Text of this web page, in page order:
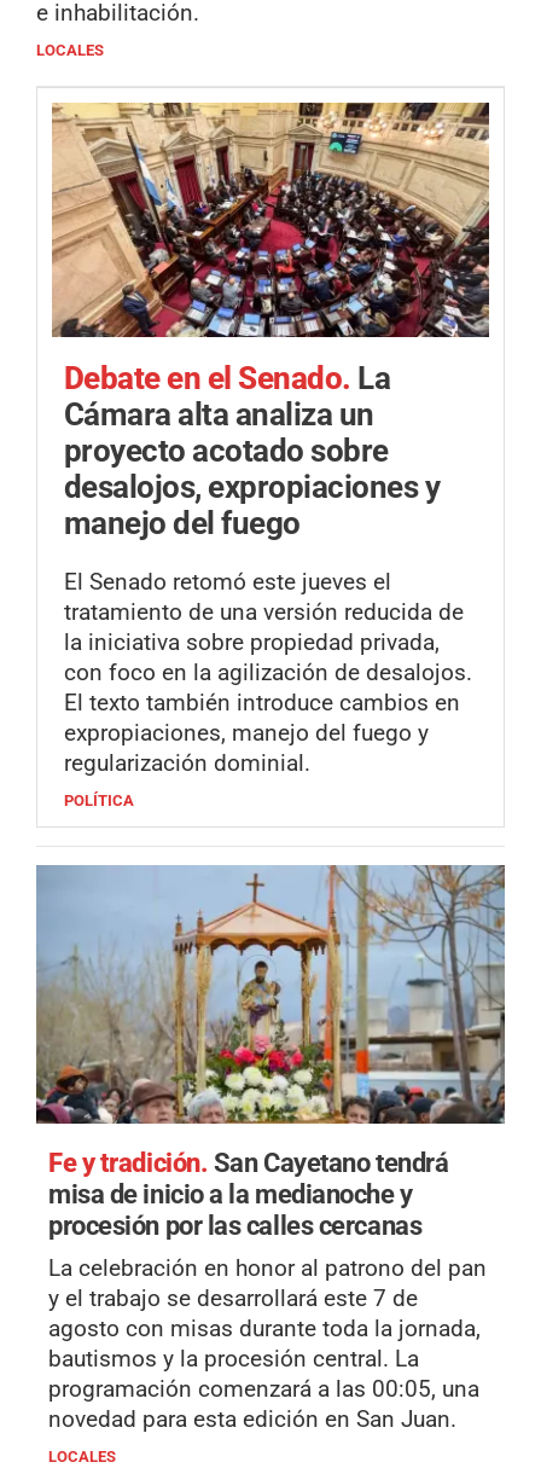
e inhabilitación.
LOCALES
Debate en el Senado. La
Cámara alta analiza un
proyecto acotado sobre
desalojos, expropiaciones y
manejo del fuego
El Senado retomó este jueves el
tratamiento de una versión reducida de
la iniciativa sobre propiedad privada,
con foco en la agilización de desalojos.
El texto también introduce cambios en
expropiaciones, manejo del fuego y
regularización dominial.
POLÍTICA
Fe y tradición. San Cayetano tendrá
misa de inicio a la medianoche y
procesión por las calles cercanas
La celebración en honor al patrono del pan
y el trabajo se desarrollará este 7 de
agosto con misas durante toda la jornada,
bautismos y la procesión central. La
programación comenzará a las 00:05, una
novedad para esta edición en San Juan.
LOCALES